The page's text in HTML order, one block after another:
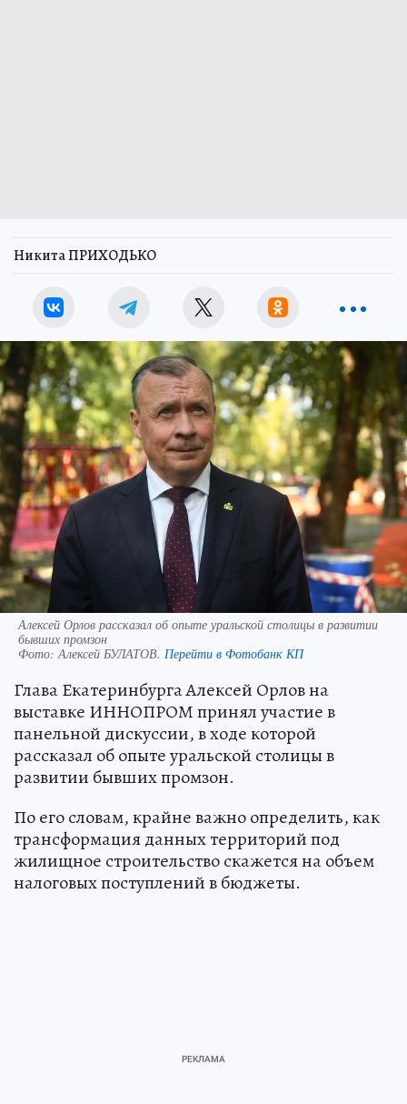
Никита ПРИХОДЬКО
Алексей Орлов рассказал об опыте уральской столицы в развитии
бывших промзон
Фото: Алексей БУЛАТОВ. Перейти в Фотобанк КП
Глава Екатеринбурга Алексей Орлов на
выставке ИННОПРОМ принял участие в
панельной дискуссии, в ходе которой
рассказал об опыте уральской столицы в
развитии бывших промзон.
По его словам, крайне важно определить, как
трансформация данных территорий под
жилищное строительство скажется на объем
налоговых поступлений в бюджеты.